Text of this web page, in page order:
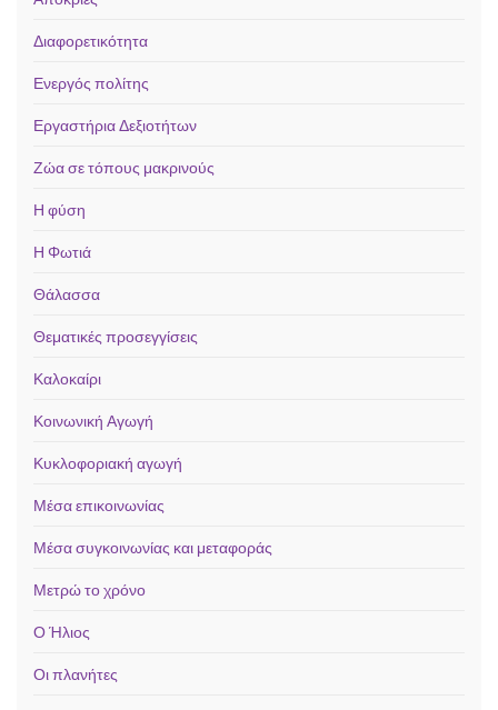
Διαφορετικότητα
Ενεργός πολίτης
Εργαστήρια Δεξιοτήτων
Ζώα σε τόπους μακρινούς
Η φύση
Η Φωτιά
Θάλασσα
Θεματικές προσεγγίσεις
Καλοκαίρι
Κοινωνική Αγωγή
Κυκλοφοριακή αγωγή
Μέσα επικοινωνίας
Μέσα συγκοινωνίας και μεταφοράς
Μετρώ το χρόνο
Ο Ήλιος
Οι πλανήτες